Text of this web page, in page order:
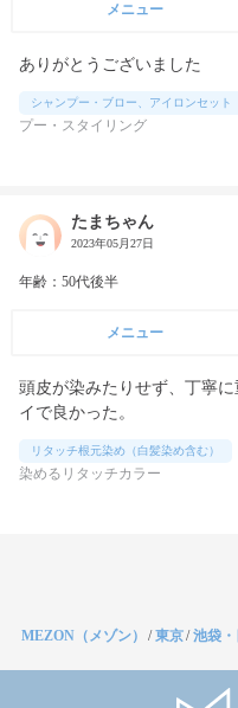
メニュー
ありがとうございました
シャンプー・ブロー、アイロンセット
プー・スタイリング
たまちゃん
2023年05月27日
年齢：50代後半
メニュー
頭皮が染みたりせず、丁寧
イで良かった。
リタッチ根元染め（白髪染め含む）
染めるリタッチカラー
MEZON（メゾン） /東京/池袋・